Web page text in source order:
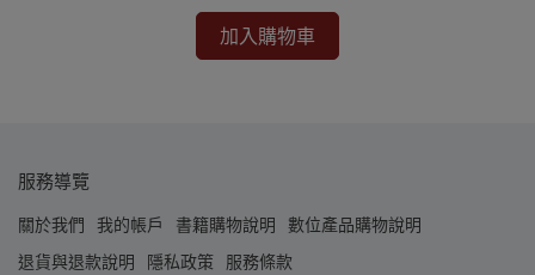
加入購物車
服務導覽
關於我們 我的帳戶 書籍購物說明
數位產品購物說明
退貨與退款說明
隱私政策 服務條款